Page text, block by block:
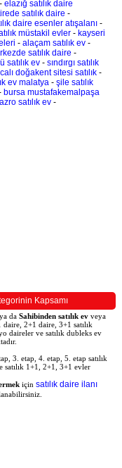
- elazığ satılık daire
satılık daire -
daire esenler atışalanı -
müstakil evler - kayseri
- alaçam satılık ev -
satılık daire -
satılık ev - sındırgı satılık
doğakent sitesi satılık -
ev malatya - şile satılık
bursa mustafakemalpaşa
satılık ev -
Kapsamı
da Sahibinden satılık ev veya
2+1 daire, 3+1 satılık
daireler ve satılık dubleks ev
3. etap, 4. etap, 5. etap satılık
satılık 1+1, 2+1, 3+1 evler
için satılık daire ilanı